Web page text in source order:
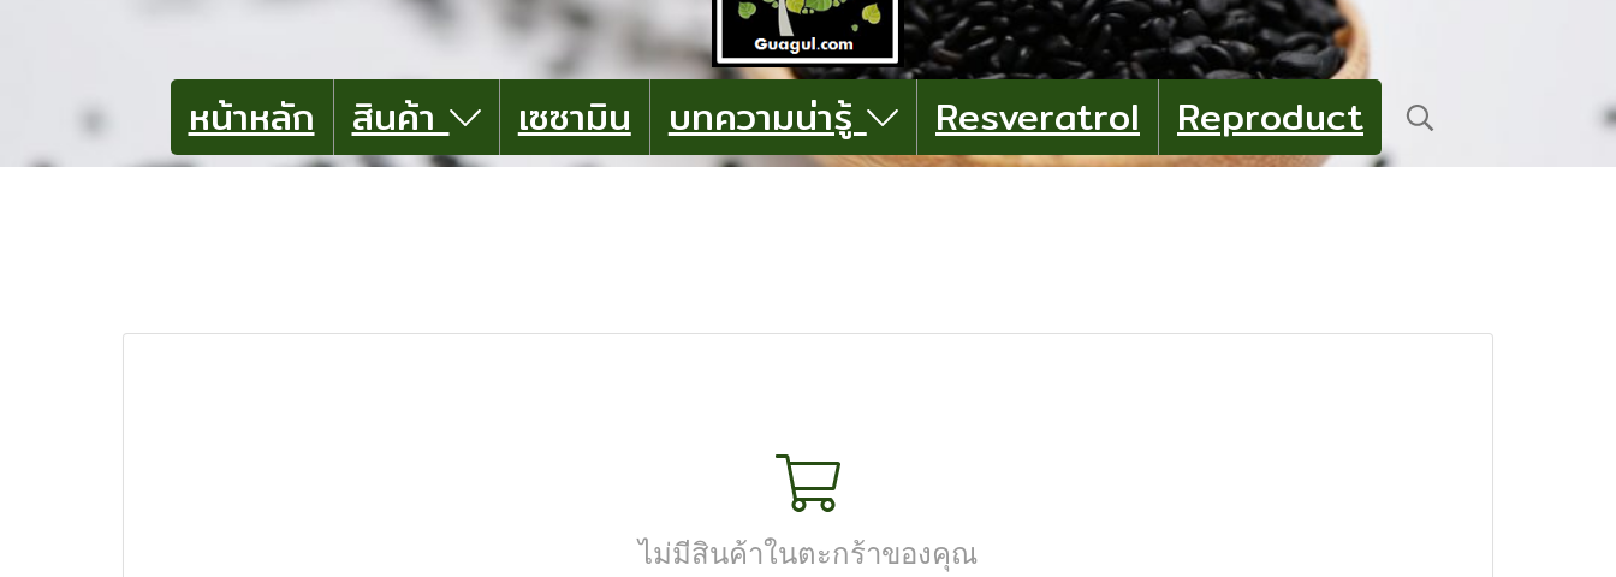
หน้าหลัก สินค้า เซซามิน บทความน่ารู้ Resveratrol Reproduct
ไม่มีสินค้าในตะกร้าของคุณ